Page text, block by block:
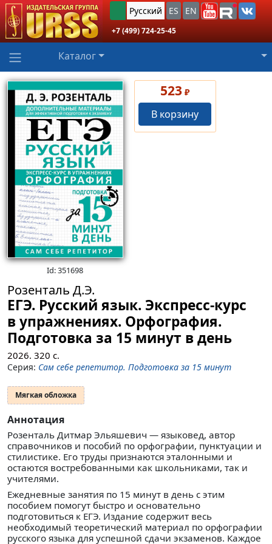
Русский ES EN
+7 (499) 724-25-45
Каталог
Id: 351698
523 ₽
В корзину
Розенталь Д.Э.
ЕГЭ. Русский язык. Экспресс-курс
в упражнениях. Орфография.
Подготовка за 15 минут в день
2026. 320 с.
Серия: Сам себе репетитор. Подготовка за 15 минут
Мягкая обложка
Аннотация
Розенталь Дитмар Эльяшевич — языковед, автор
справочников и пособий по орфографии, пунктуации и
стилистике. Его труды признаются эталонными и
остаются востребованными как школьниками, так и
учителями.
Ежедневные занятия по 15 минут в день с этим
пособием помогут быстро и основательно
подготовиться к ЕГЭ. Издание содержит весь
необходимый теоретический материал по орфографии
русского языка для успешной сдачи экзаменов. Каждое